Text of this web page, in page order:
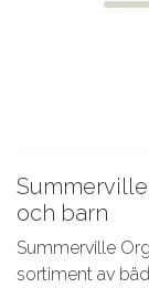
och barn
Summerville
sortiment av